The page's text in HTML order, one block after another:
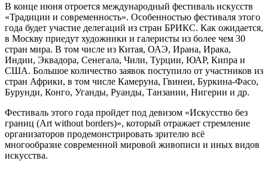
В конце июня отроется международный фестиваль искусств
«Традиции и современность». Особенностью фестиваля этого
года будет участие делегаций из стран БРИКС. Как ожидается,
в Москву приедут художники и галеристы из более чем 30
стран мира. В том числе из Китая, ОАЭ, Ирана, Ирака,
Индии, Эквадора, Сенегала, Чили, Турции, ЮАР, Кипра и
США. Большое количество заявок поступило от участников из
стран Африки, в том числе Камеруна, Гвинеи, Буркина-Фасо,
Бурунди, Конго, Уганды, Руанды, Танзании, Нигерии и др.
Фестиваль этого года пройдет под девизом «Искусство без
границ (Art without borders)», который отражает стремление
организаторов продемонстрировать зрителю всё
многообразие современной мировой живописи и иных видов
искусства.